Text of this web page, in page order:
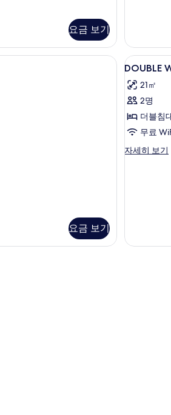
요금 보기
바
다
전
망
사
진
모
두
블
룸,
발
니,
바
전
망
세
고급 침구, 미니바, 객실 내 금고, 책상
요금 보기
DOUBLE
WITH
BALCONY
사
진
모
두
1
DOUBLE
21㎡
2명
더블침
무료
자세히 보기
DOUBLE